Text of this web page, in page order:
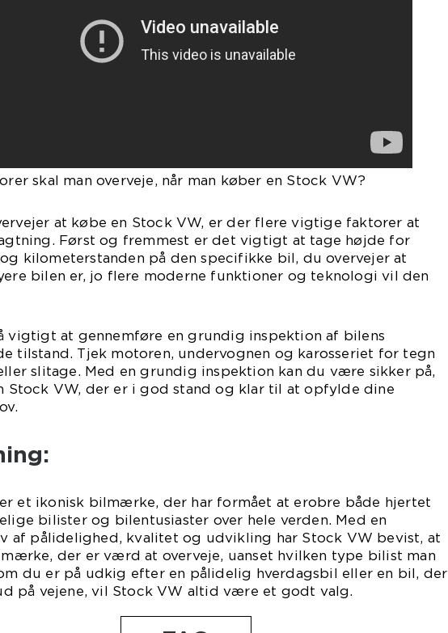
skal man overveje, når man køber en Stock VW?
at købe en Stock VW, er der flere vigtige faktorer at
Først og fremmest er det vigtigt at tage højde for
kilometerstanden på den specifikke bil, du overvejer at
bilen er, jo flere moderne funktioner og teknologi vil den
vigtigt at gennemføre en grundig inspektion af bilens
tilstand. Tjek motoren, undervognen og karosseriet for tegn
slitage. Med en grundig inspektion kan du være sikker på,
Stock VW, der er i god stand og klar til at opfylde dine
et ikonisk bilmærke, der har formået at erobre både hjertet
bilister og bilentusiaster over hele verden. Med en
af pålidelighed, kvalitet og udvikling har Stock VW bevist, at
der er værd at overveje, uanset hvilken type bilist man
du er på udkig efter en pålidelig hverdagsbil eller en bil, der
på vejene, vil Stock VW altid være et godt valg.